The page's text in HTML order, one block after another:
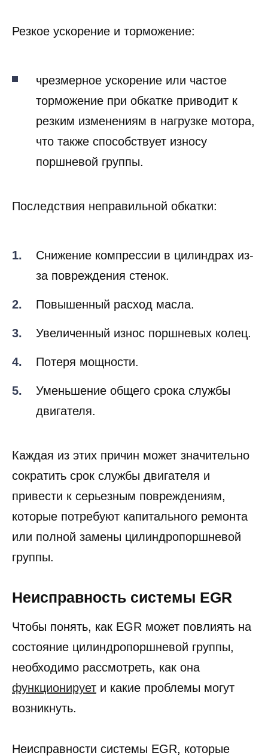
чрезмерное ускорение или частое
торможение при обкатке приводит к
резким изменениям в нагрузке мотора,
что также способствует износу
Снижение компрессии в цилиндрах из-
Уменьшение общего срока службы
Каждая из этих причин может значительно
сократить срок службы двигателя и
привести к серьезным повреждениям,
которые потребуют капитального ремонта
или полной замены цилиндропоршневой
Неисправность системы EGR
Чтобы понять, как EGR может повлиять на
состояние цилиндропоршневой группы,
необходимо рассмотреть, как она
функционирует